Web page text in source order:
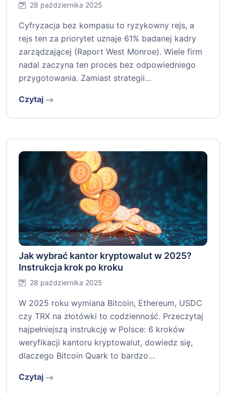
28 października 2025
Cyfryzacja bez kompasu to ryzykowny rejs, a
rejs ten za priorytet uznaje 61% badanej kadry
zarządzającej (Raport West Monroe). Wiele firm
nadal zaczyna ten proces bez odpowiedniego
przygotowania. Zamiast strategii…
Czytaj
Jak wybrać kantor kryptowalut w 2025?
Instrukcja krok po kroku
28 października 2025
W 2025 roku wymiana Bitcoin, Ethereum, USDC
czy TRX na złotówki to codzienność. Przeczytaj
najpełniejszą instrukcję w Polsce: 6 kroków
weryfikacji kantoru kryptowalut, dowiedz się,
dlaczego Bitcoin Quark to bardzo…
Czytaj